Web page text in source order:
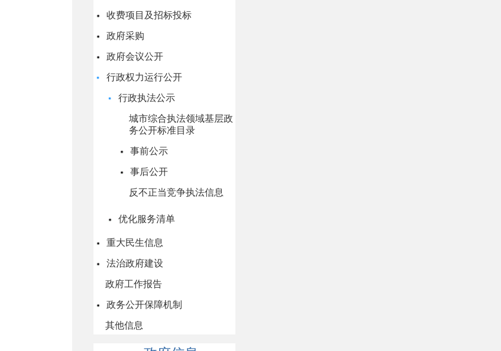
收费项目及招标投标
政府采购
政府会议公开
行政权力运行公开
行政执法公示
城市综合执法领域基层政
务公开标准目录
事前公示
事后公开
反不正当竞争执法信息
优化服务清单
重大民生信息
法治政府建设
政府工作报告
政务公开保障机制
其他信息